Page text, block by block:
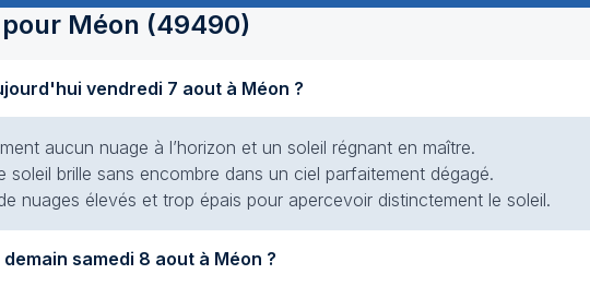
Méon (49490)
Quel temps fait-il aujourd'hui vendredi 7 aout à Méon ?
aucun nuage à l’horizon et un soleil régnant en maître.
soleil brille sans encombre dans un ciel parfaitement dégagé.
nuages élevés et trop épais pour apercevoir distinctement le soleil.
Quel temps fera-t-il demain samedi 8 aout à Méon ?